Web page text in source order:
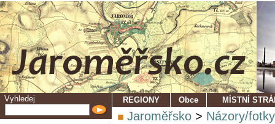
Vyhledej REGIONY Obce MÍSTNÍ
Jaroměřsko > Názory/